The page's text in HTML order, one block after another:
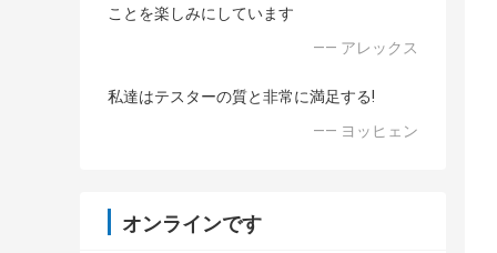
ことを楽しみにしています
—— アレックス
私達はテスターの質と非常に満足する!
—— ヨッヒェン
オンラインです